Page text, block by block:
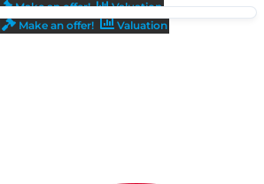
Make an offer!
Valuation
Make an offer! Valuation